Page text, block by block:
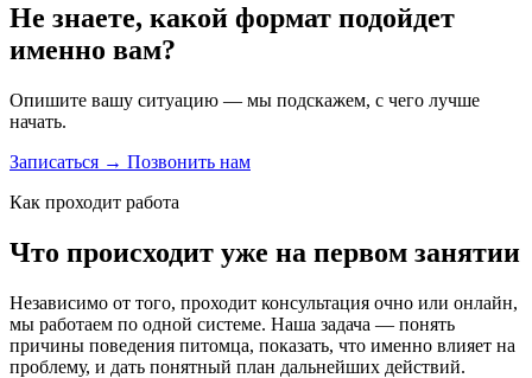
Не знаете, какой формат подойдет
именно вам?
Опишите вашу ситуацию — мы подскажем, с чего лучше
начать.
Записаться → Позвонить нам
Как проходит работа
Что происходит уже на первом занятии
Независимо от того, проходит консультация очно или онлайн,
мы работаем по одной системе. Наша задача — понять
причины поведения питомца, показать, что именно влияет на
проблему, и дать понятный план дальнейших действий.